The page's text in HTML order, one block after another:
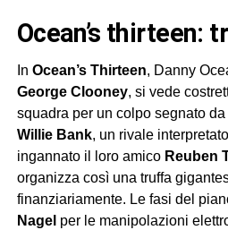
ocean’s thirteen:
In Ocean’s Thirteen, Danny
George Clooney, si vede
squadra per un colpo segnato
Willie Bank, un rivale
ingannato il loro amico Reuben
organizza così una truffa
finanziariamente. Le fasi del
Nagel per le manipolazioni